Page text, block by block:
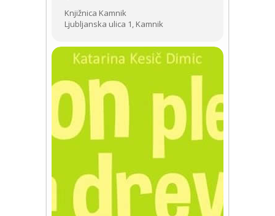
Knjižnica Kamnik
Ljubljanska ulica 1, Kamnik